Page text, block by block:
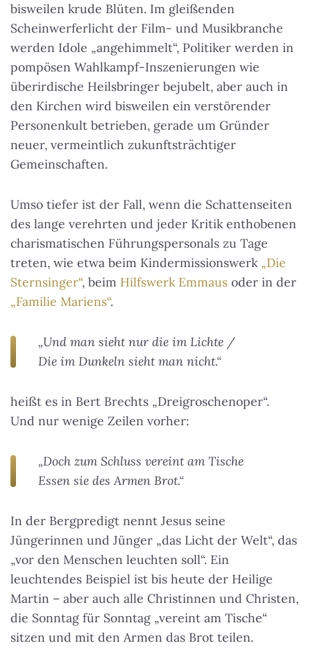
bisweilen krude Blüten. Im gleißenden
Scheinwerferlicht der Film- und Musikbranche
werden Idole „angehimmelt“, Politiker werden in
pompösen Wahlkampf-Inszenierungen wie
überirdische Heilsbringer bejubelt, aber auch in
den Kirchen wird bisweilen ein verstörender
Personenkult betrieben, gerade um Gründer
neuer, vermeintlich zukunftsträchtiger
Gemeinschaften.
Umso tiefer ist der Fall, wenn die Schattenseiten
des lange verehrten und jeder Kritik enthobenen
charismatischen Führungspersonals zu Tage
treten, wie etwa beim Kindermissionswerk „Die
Sternsinger“, beim Hilfswerk Emmaus oder in der
„Familie Mariens“.
„Und man sieht nur die im Lichte /
Die im Dunkeln sieht man nicht.“
heißt es in Bert Brechts „Dreigroschenoper“.
Und nur wenige Zeilen vorher:
„Doch zum Schluss vereint am Tische
Essen sie des Armen Brot.“
In der Bergpredigt nennt Jesus seine
Jüngerinnen und Jünger „das Licht der Welt“, das
„vor den Menschen leuchten soll“. Ein
leuchtendes Beispiel ist bis heute der Heilige
Martin – aber auch alle Christinnen und Christen,
die Sonntag für Sonntag „vereint am Tische“
sitzen und mit den Armen das Brot teilen.